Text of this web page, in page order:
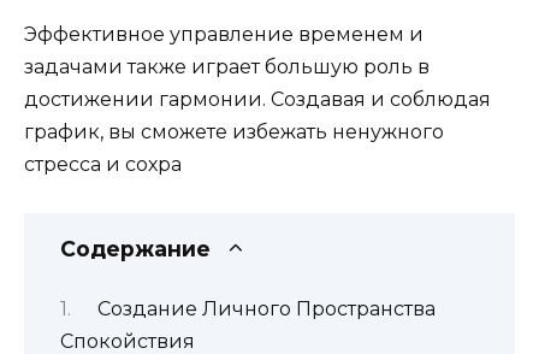
Эффективное управление временем и
задачами также играет большую роль в
достижении гармонии. Создавая и соблюдая
график, вы сможете избежать ненужного
стресса и сохра
Содержание
Создание Личного Пространства
Спокойствия